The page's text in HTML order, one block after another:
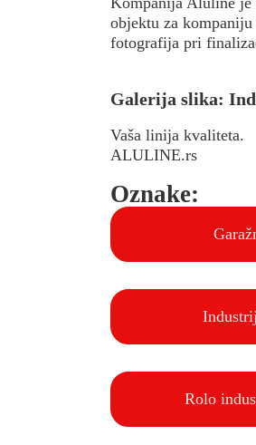
objektu za
fotografija pri
Galerija slika:
Vaša linija kvaliteta.
ALULINE.rs
Oznake:
Rolo